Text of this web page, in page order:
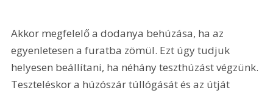
Akkor megfelelő a dodanya behúzása, ha az
egyenletesen a furatba zömül. Ezt úgy tudjuk
helyesen beállítani, ha néhány teszthúzást végzünk.
Teszteléskor a húzószár túllógását és az útját